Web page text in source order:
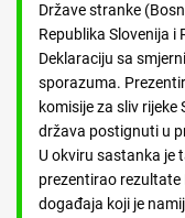
Države stranke
Republika Slovenija i
Deklaraciju sa
sporazuma.
komisije za sliv
država postignuti u
U okviru sastanka je
prezentirao
događaja koji je